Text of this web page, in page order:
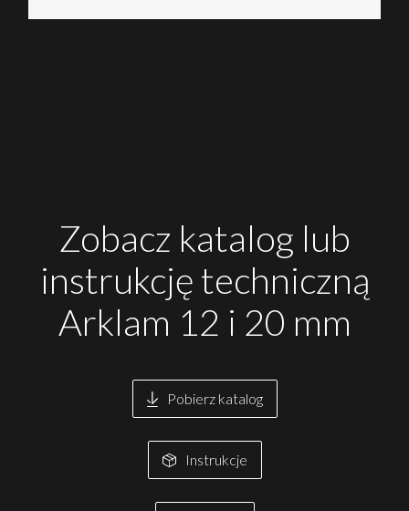
Zobacz katalog lub
instrukcję techniczną
Arklam 12 i 20 mm
Pobierz katalog
Instrukcje